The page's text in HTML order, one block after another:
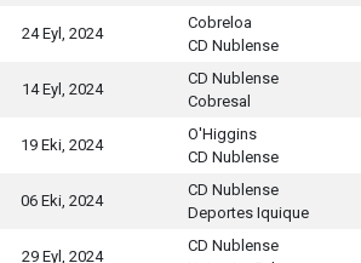
24 Eyl, 2024
Cobreloa
CD Nublense
14 Eyl, 2024
CD Nublense
Cobresal
19 Eki, 2024
O'Higgins
CD Nublense
06 Eki, 2024
CD Nublense
Deportes Iquique
29 Eyl, 2024
CD Nublense